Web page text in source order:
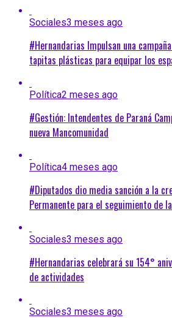
Sociales3 meses ago
#Hernandarias Impulsan una
tapitas plásticas para equipar los
Política2 meses ago
#Gestión: Intendentes de Paraná
nueva Mancomunidad
Política4 meses ago
#Diputados dio media sanción a la
Permanente para el seguimiento de
Sociales3 meses ago
#Hernandarias celebrará su 154°
de actividades
Sociales3 meses ago